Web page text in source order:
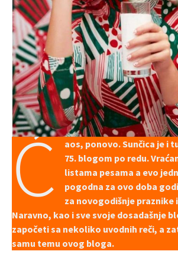
Ć
aos, ponovo. Sunčica je i
75. blogom po redu.
listama pesama a evo
pogodna za ovo doba
za novogodišnje praznike
Naravno, kao i sve svoje dosadašnje
započeti sa nekoliko uvodnih reči, a
samu temu ovog bloga.